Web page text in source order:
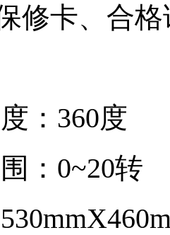
修卡、合
：360度
：0~20转